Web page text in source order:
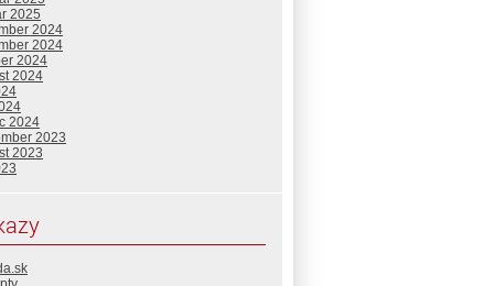
2025
2024
2024
2024
2024
2024
2023
2023